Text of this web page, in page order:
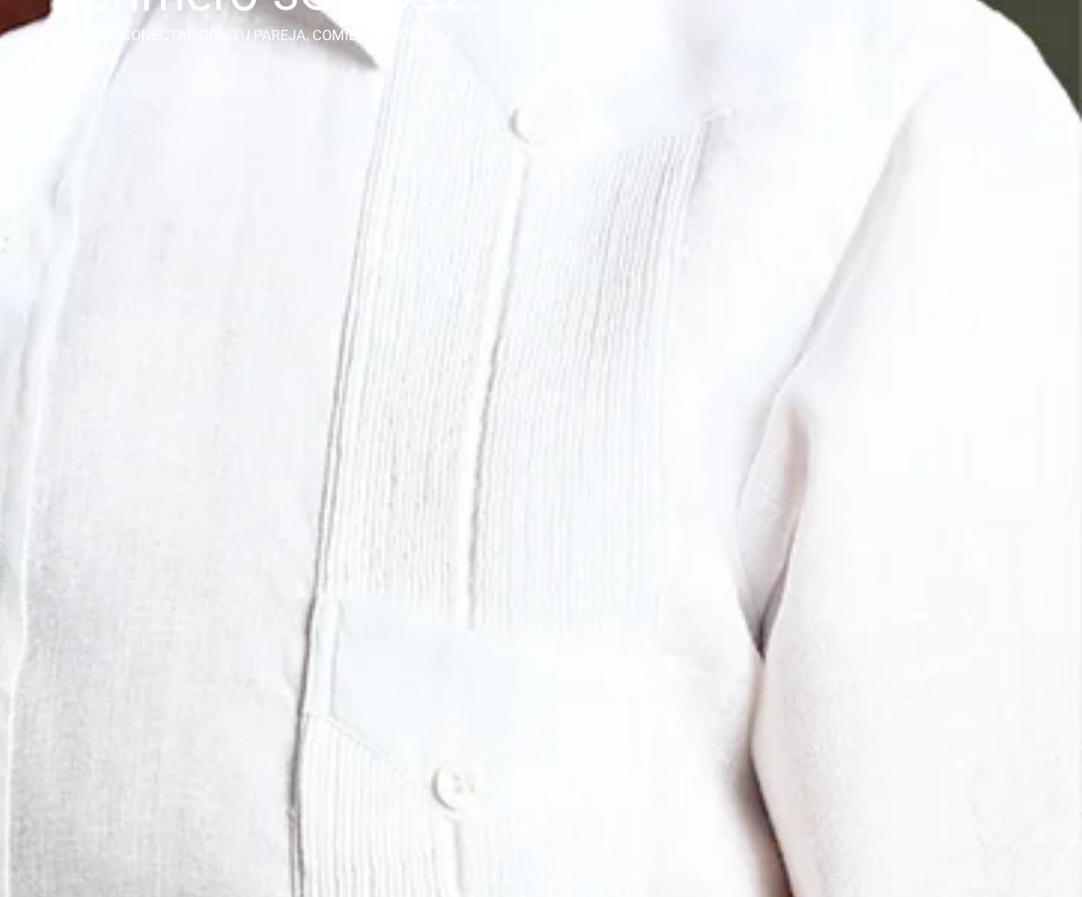
PARA CONECTAR CON TU PAREJA, COMIENZA CONTIGO.